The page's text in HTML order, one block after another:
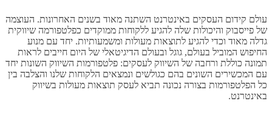
עולם קידום העסקים באינטרנט השתנה מאוד בשנים האחרונות. העוצמה
של פייסבוק והיכולות שלה להגיע ללקוחות ממוקדים כפלטפורמה שיווקית
גדלה מאוד וכדי להגיע לתוצאות מעולות ומשמעותיות. יחד עם מנוע
החיפוש המוביל בעולם, גוגל ובעולם הדיגיטאלי של היום חייבים לראות
תמונה כוללת ורחבה של השיווק לעסקים: פלטפורמות השיווק השונות יחד
עם המכשירים השונים בהם כגולשים ונמצאים הלקוחות שלנו והצלבה בין
כל הפלטפורמות בצורה נכונה תביא לעסק תוצאות מעולות בשיווק
באינטרנט.